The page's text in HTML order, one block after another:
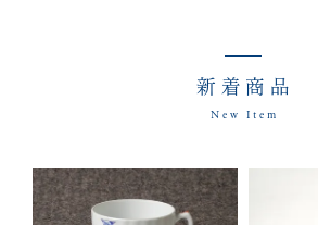
新着商品
New Item